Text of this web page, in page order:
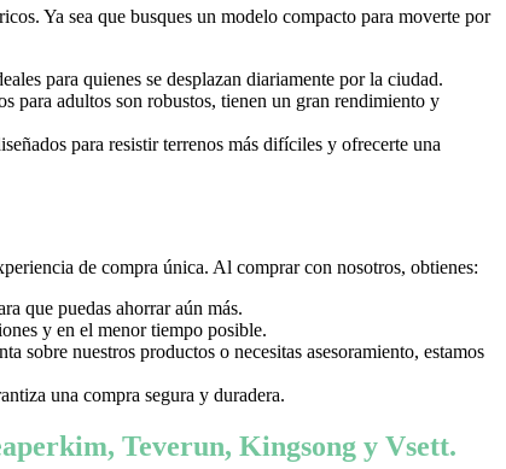
Ya sea que busques un modelo compacto para moverte por
para quienes se desplazan diariamente por la ciudad.
para adultos son robustos, tienen un gran rendimiento y
para resistir terrenos más difíciles y ofrecerte una
de compra única. Al comprar con nosotros, obtienes:
que puedas ahorrar aún más.
y en el menor tiempo posible.
sobre nuestros productos o necesitas asesoramiento, estamos
una compra segura y duradera.
Teverun, Kingsong y Vsett.